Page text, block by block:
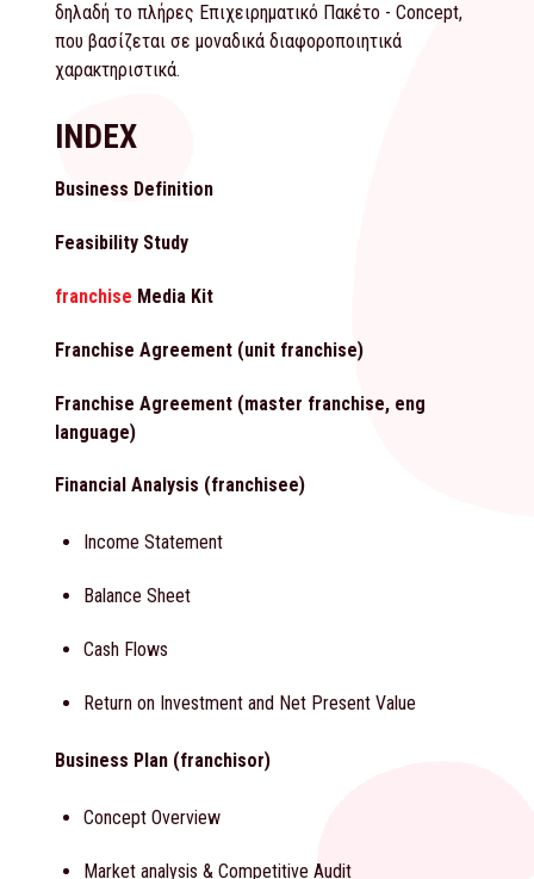
δηλαδή το πλήρες Επιχειρηματικό Πακέτο - Concept,
που βασίζεται σε μοναδικά διαφοροποιητικά
χαρακτηριστικά.
INDEX
Business Definition
Feasibility Study
franchise Media Kit
Franchise Agreement (unit franchise)
Franchise Agreement (master franchise, eng
language)
Financial Analysis (franchisee)
Income Statement
Balance Sheet
Cash Flows
Return on Investment and Net Present Value
Business Plan (franchisor)
Concept Overview
Market analysis & Competitive Audit